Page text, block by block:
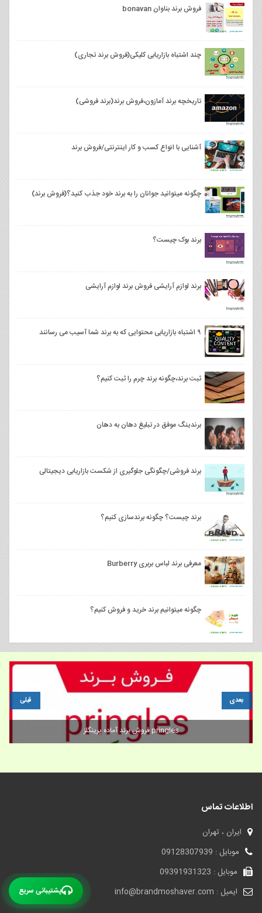
فروش برند بناوان bonavan
چند اشتباه بازاریابی کلیکی(فروش برند تجاری)
تاریخچه برند آمازون،فروش برند(برند فروشی)
آشنایی با انواع کسب و کار اینترنتی/فروش برند
چگونه میتوانید جوانان را به برند خود جذب کنید؟(فروش برند)
برند بوک چیست؟
برند لوازم آرایشی فروش برند لوازم آرایشی
۹ اشتباه بازاریابی محتوایی که به برند شما آسیب می رسانند
ثبت برند،چگونه برند چرم را ثبت کنیم؟
برندینگ موفق در تبلیغ دهان به دهان
برند فروشی/چگونگی جلوگیری از شکست بازاریابی دیجیتالی
برند چیست؟ چگونه برندسازی کنیم؟
معرفی برند لباس بربری Burberry
چگونه میتوانیم برند خرید و فروش کنیم؟
فروش برند آماده پرينگلز pringles
قبلی بعدی
اطلاعات تماس
ایران ، تهران
موبایل : 09128307939
موبایل : 09391931323
ایمیل : info@brandmoshaver.com
پشتیبانی سریع